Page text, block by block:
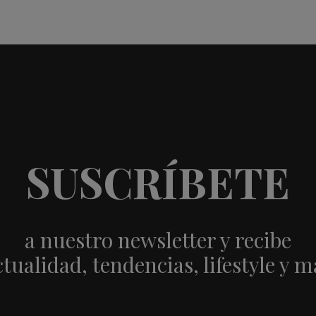
SUSCRÍBETE
a nuestro newsletter y recibe
tendencias, lifestyle y